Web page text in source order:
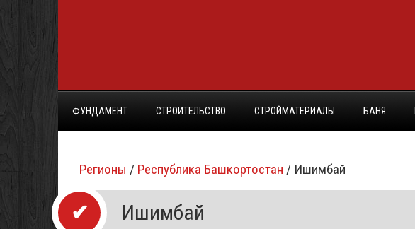
ФУНДАМЕНТ СТРОИТЕЛЬСТВО СТРОЙМАТЕРИАЛЫ БАНЯ
Регионы / Республика Башкортостан / Ишимбай
Ишимбай